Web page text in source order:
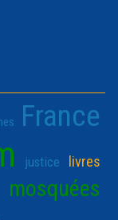
France
justice livres
mosquées